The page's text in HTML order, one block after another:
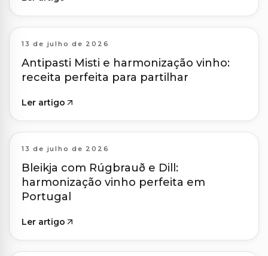
13 de julho de 2026
Antipasti Misti e harmonização vinho:
receita perfeita para partilhar
Ler artigo
13 de julho de 2026
Bleikja com Rúgbrauð e Dill:
harmonização vinho perfeita em
Portugal
Ler artigo